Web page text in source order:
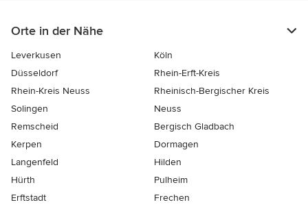
Orte in der Nähe
Leverkusen
Köln
Düsseldorf
Rhein-Erft-Kreis
Rhein-Kreis Neuss
Rheinisch-Bergischer Kreis
Solingen
Neuss
Remscheid
Bergisch Gladbach
Kerpen
Dormagen
Langenfeld
Hilden
Hürth
Pulheim
Erftstadt
Frechen